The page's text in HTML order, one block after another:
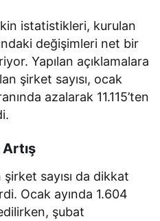
istatistikleri, kurulan
değişimleri net bir
Yapılan açıklamalara
şirket sayısı, ocak
azalarak 11.115’ten
sayısı da dikkat
Ocak ayında 1.604
şubat